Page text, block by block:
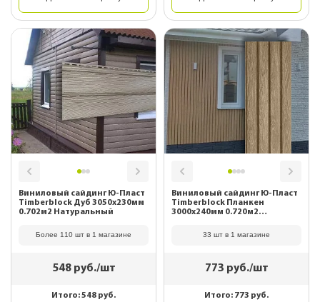
Виниловый сайдинг Ю-Пласт
Timberblock Дуб 3050х230мм
0.702м2 Натуральный
Более 110 шт в 1 магазине
548руб./шт
Итого:548 руб.
Виниловый сайдинг Ю-Пласт
Timberblock Планкен
3000х240мм 0.720м2
33 шт в 1 магазине
773 руб./шт
Итого: 773 руб.